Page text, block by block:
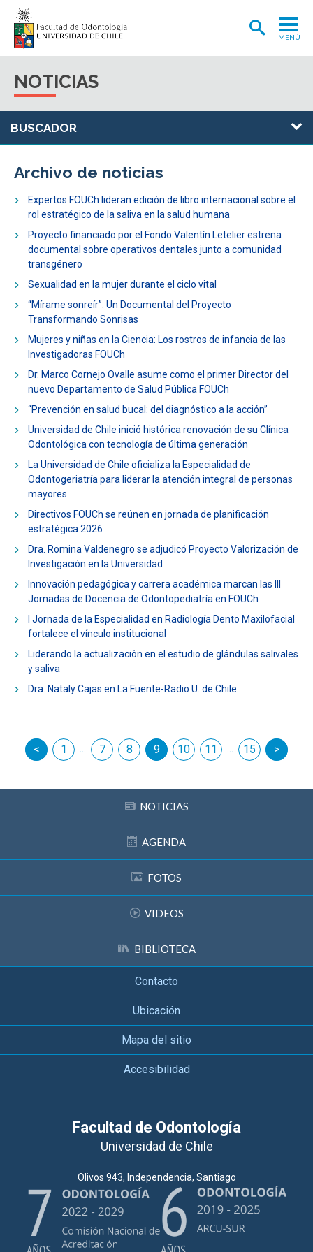
MENÚ
EXTENSIÓN
INTERNACIONAL
CLÍNICA ODONTOLÓGICA
ESTUDIANTES
FUNCIONARIOS
NOTICIAS
Archivo de noticias
Expertos FOUCh lideran edición de libro internacional sobre el
rol estratégico de la saliva en la salud humana
Proyecto financiado por el Fondo Valentín Letelier estrena
documental sobre operativos dentales junto a comunidad
transgénero
Sexualidad en la mujer durante el ciclo vital
“Mírame sonreír”: Un Documental del Proyecto
Transformando Sonrisas
Mujeres y niñas en la Ciencia: Los rostros de infancia de las
Investigadoras FOUCh
Dr. Marco Cornejo Ovalle asume como el primer Director del
nuevo Departamento de Salud Pública FOUCh
“Prevención en salud bucal: del diagnóstico a la acción”
Universidad de Chile inició histórica renovación de su Clínica
Odontológica con tecnología de última generación
La Universidad de Chile oficializa la Especialidad de
Odontogeriatría para liderar la atención integral de personas
mayores
Directivos FOUCh se reúnen en jornada de planificación
estratégica 2026
Dra. Romina Valdenegro se adjudicó Proyecto Valorización de
Investigación en la Universidad
Innovación pedagógica y carrera académica marcan las III
Jornadas de Docencia de Odontopediatría en FOUCh
I Jornada de la Especialidad en Radiología Dento Maxilofacial
fortalece el vínculo institucional
Liderando la actualización en el estudio de glándulas salivales
y saliva
Dra. Nataly Cajas en La Fuente-Radio U. de Chile
1 ... 7 8 9 10 11 ... 15
siguiente
NOTICIAS
AGENDA
FOTOS
VIDEOS
BIBLIOTECA
Contacto
Ubicación
Mapa del sitio
Accesibilidad
Facultad de Odontología
Universidad de Chile
Olivos 943, Independencia, Santiago